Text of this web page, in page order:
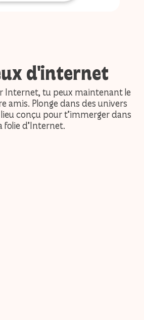
d'internet
Internet, tu peux maintenant le
amis. Plonge dans des univers
conçu pour t’immerger dans
folie d’Internet.